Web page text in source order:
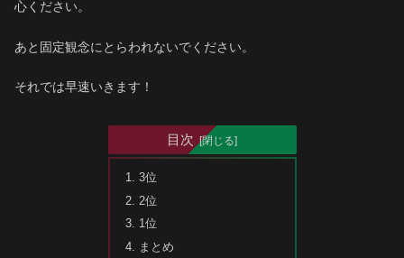
心ください。
あと固定観念にとらわれないでください。
それでは早速いきます！
目次
3位
2位
1位
まとめ